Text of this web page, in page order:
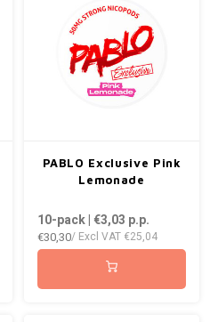
PABLO Exclusive Pink
Lemonade
10-pack | €3,03 p.p.
€30,30/ Excl VAT €25,04